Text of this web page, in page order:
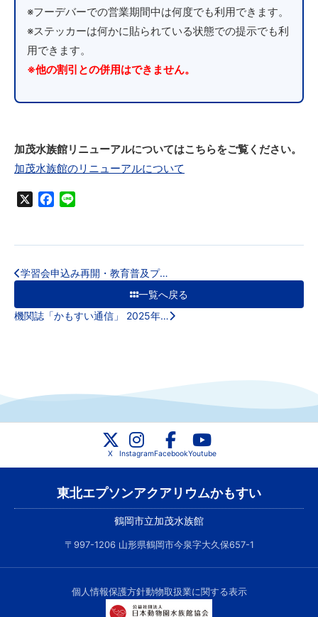
※フーデバーでの営業期間中は何度でも利用できます。
※ステッカーは何かに貼られている状態での提示でも利
用できます。
※他の割引との併用はできません。
加茂水族館リニューアルについてはこちらをご覧ください。
加茂水族館のリニューアルについて
Facebook
学習会申込み再開・教育普及プ…
一覧へ戻る
機関誌「かもすい通信」 2025年…
X InstagramFacebookYoutube
東北エプソンアクアリウムかもすい
鶴岡市立加茂水族館
〒997-1206 山形県鶴岡市今泉字大久保657-1
個人情報保護方針動物取扱業に関する表示